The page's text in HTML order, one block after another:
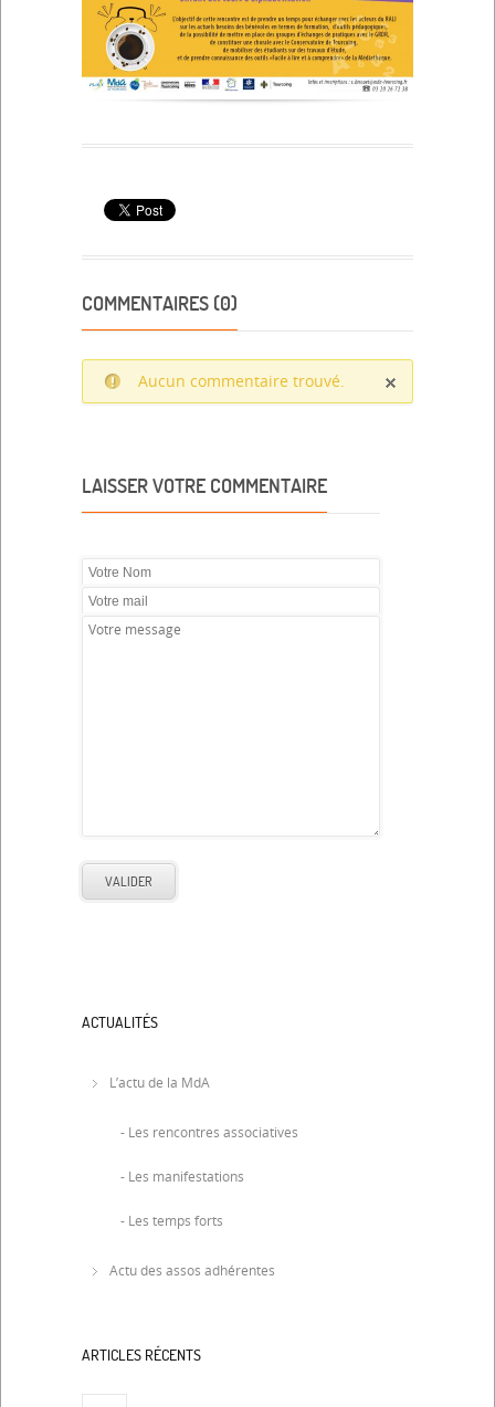
COMMENTAIRES (0)
Aucun commentaire trouvé.
LAISSER VOTRE COMMENTAIRE
ACTUALITÉS
L’actu de la MdA
- Les rencontres associatives
- Les manifestations
- Les temps forts
Actu des assos adhérentes
ARTICLES RÉCENTS